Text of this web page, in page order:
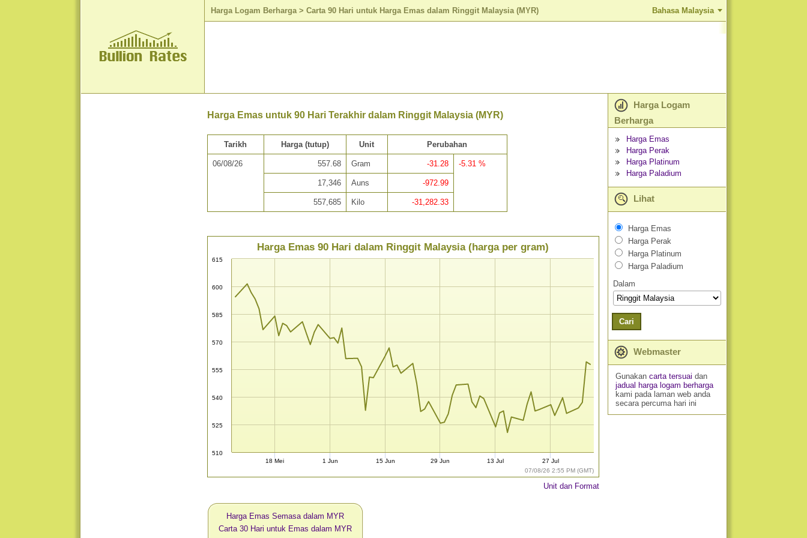
Harga Logam Berharga > Carta 90 Hari untuk Harga Emas dalam Ringgit Malaysia (MYR) Bahasa Malaysia
Harga Emas untuk 90 Hari Terakhir dalam Ringgit Malaysia (MYR)
Tarikh Harga (tutup) Unit Perubahan
06/08/26 557.68 Gram -31.28 -5.31 %
17,346 Auns -972.99
557,685 Kilo -31,282.33
07/08/26 2:55 PM (GMT)
Harga Emas 90 Hari dalam Ringgit Malaysia (harga per gram)
510
525
540
555
570
585
600
615
18 Mei 1 Jun 15 Jun 29 Jun 13 Jul 27 Jul
Unit dan Format
Harga Emas Semasa dalam MYR
Carta 30 Hari untuk Emas dalam MYR
Harga Logam
Berharga
Harga Emas
Harga Perak
Harga Platinum
Harga Paladium
Lihat
Harga Emas
Harga Perak
Harga Platinum
Harga Paladium
Dalam
Cari
Webmaster
Gunakan carta tersuai dan
jadual harga logam berharga
kami pada laman web anda
secara percuma hari ini